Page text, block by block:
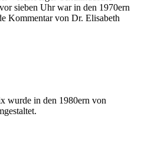
sieben Uhr war in den 1970ern
Kommentar von Dr. Elisabeth
wurde in den 1980ern von